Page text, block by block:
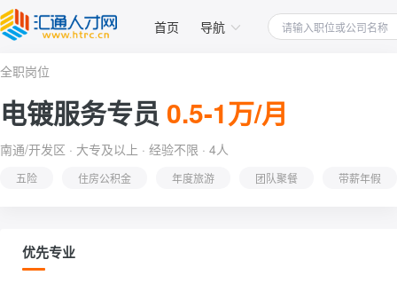
首页 导航
全职岗位
电镀服务专员 0.5-1万/月
南通/开发区 · 大专及以上 · 经验不限 · 4人
五险 住房公积金 年度旅游 团队聚餐 带薪年假
优先专业